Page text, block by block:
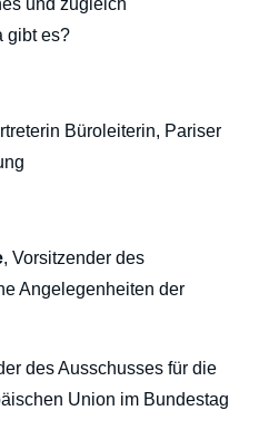
gibt es?
Büroleiterin, Pariser
, Vorsitzender des
Angelegenheiten der
des Ausschusses für die
Union im Bundestag